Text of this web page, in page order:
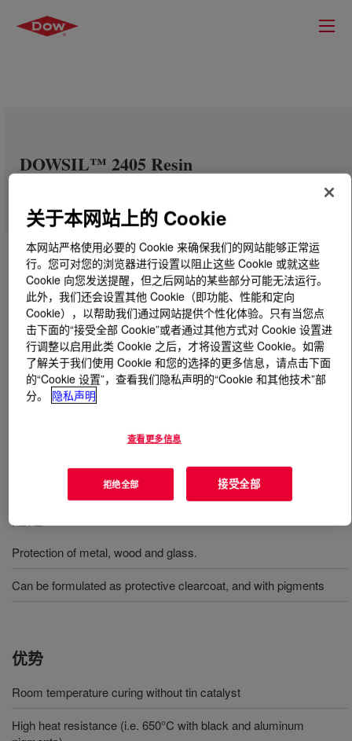
DOWSIL™ 2405 Resin
什么是DOWSIL™ 2405 Resin?
性，并可改善油漆和涂料的物理性能，以实现耐高温性。
该材料可在无需锡催化剂的情况下于室温下湿固化。
Protection of metal, wood and glass.
Can be formulated as protective clearcoat, and with pigments
优势
Room temperature curing without tin catalyst
High heat resistance (i.e. 650°C with black and aluminum
关于本网站上的 Cookie
本网站严格使用必要的 Cookie 来确保我们的网站能够正常运
行。您可对您的浏览器进行设置以阻止这些 Cookie 或就这些
Cookie 向您发送提醒，但之后网站的某些部分可能无法运行。
此外，我们还会设置其他 Cookie（即功能、性能和定向
Cookie），以帮助我们通过网站提供个性化体验。只有当您点
击下面的“接受全部 Cookie”或者通过其他方式对 Cookie 设置进
行调整以启用此类 Cookie 之后，才将设置这些 Cookie。如需
了解关于我们使用 Cookie 和您的选择的更多信息，请点击下面
的“Cookie 设置”，查看我们隐私声明的“Cookie 和其他技术”部
分。
隐私声明
查看更多信息
拒绝全部 接受全部